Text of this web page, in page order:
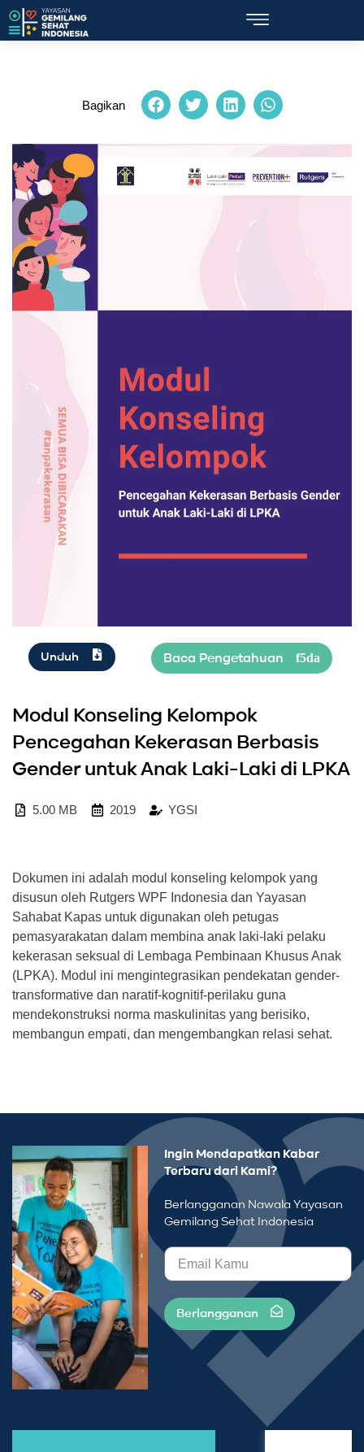
Bagikan
Unduh
Modul Konseling Kelompok
Pencegahan Kekerasan Berbasis
Gender untuk Anak Laki-Laki di LPKA
5.00 MB 2019 YGSI
Dokumen ini adalah modul konseling kelompok yang
disusun oleh Rutgers WPF Indonesia dan Yayasan
Sahabat Kapas untuk digunakan oleh petugas
pemasyarakatan dalam membina anak laki-laki pelaku
kekerasan seksual di Lembaga Pembinaan Khusus Anak
(LPKA). Modul ini mengintegrasikan pendekatan gender-
transformative dan naratif-kognitif-perilaku guna
mendekonstruksi norma maskulinitas yang berisiko,
membangun empati, dan mengembangkan relasi sehat.
Ingin Mendapatkan Kabar
Terbaru dari Kami?
Berlangganan Nawala Yayasan
Gemilang Sehat Indonesia
Berlangganan